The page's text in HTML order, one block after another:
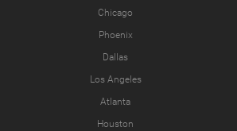
Chicago
Phoenix
Dallas
Los Angeles
Atlanta
Houston